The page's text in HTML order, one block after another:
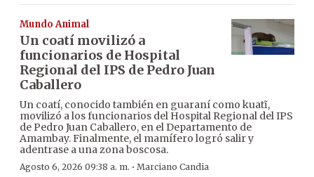
Mundo Animal
Un coatí movilizó a
funcionarios de Hospital
Regional del IPS de Pedro Juan
Caballero
Un coatí, conocido también en guaraní como kuatĩ,
movilizó a los funcionarios del Hospital Regional del IPS
de Pedro Juan Caballero, en el Departamento de
Amambay. Finalmente, el mamífero logró salir y
adentrase a una zona boscosa.
Agosto 6, 2026 09:38 a. m. · Marciano Candia